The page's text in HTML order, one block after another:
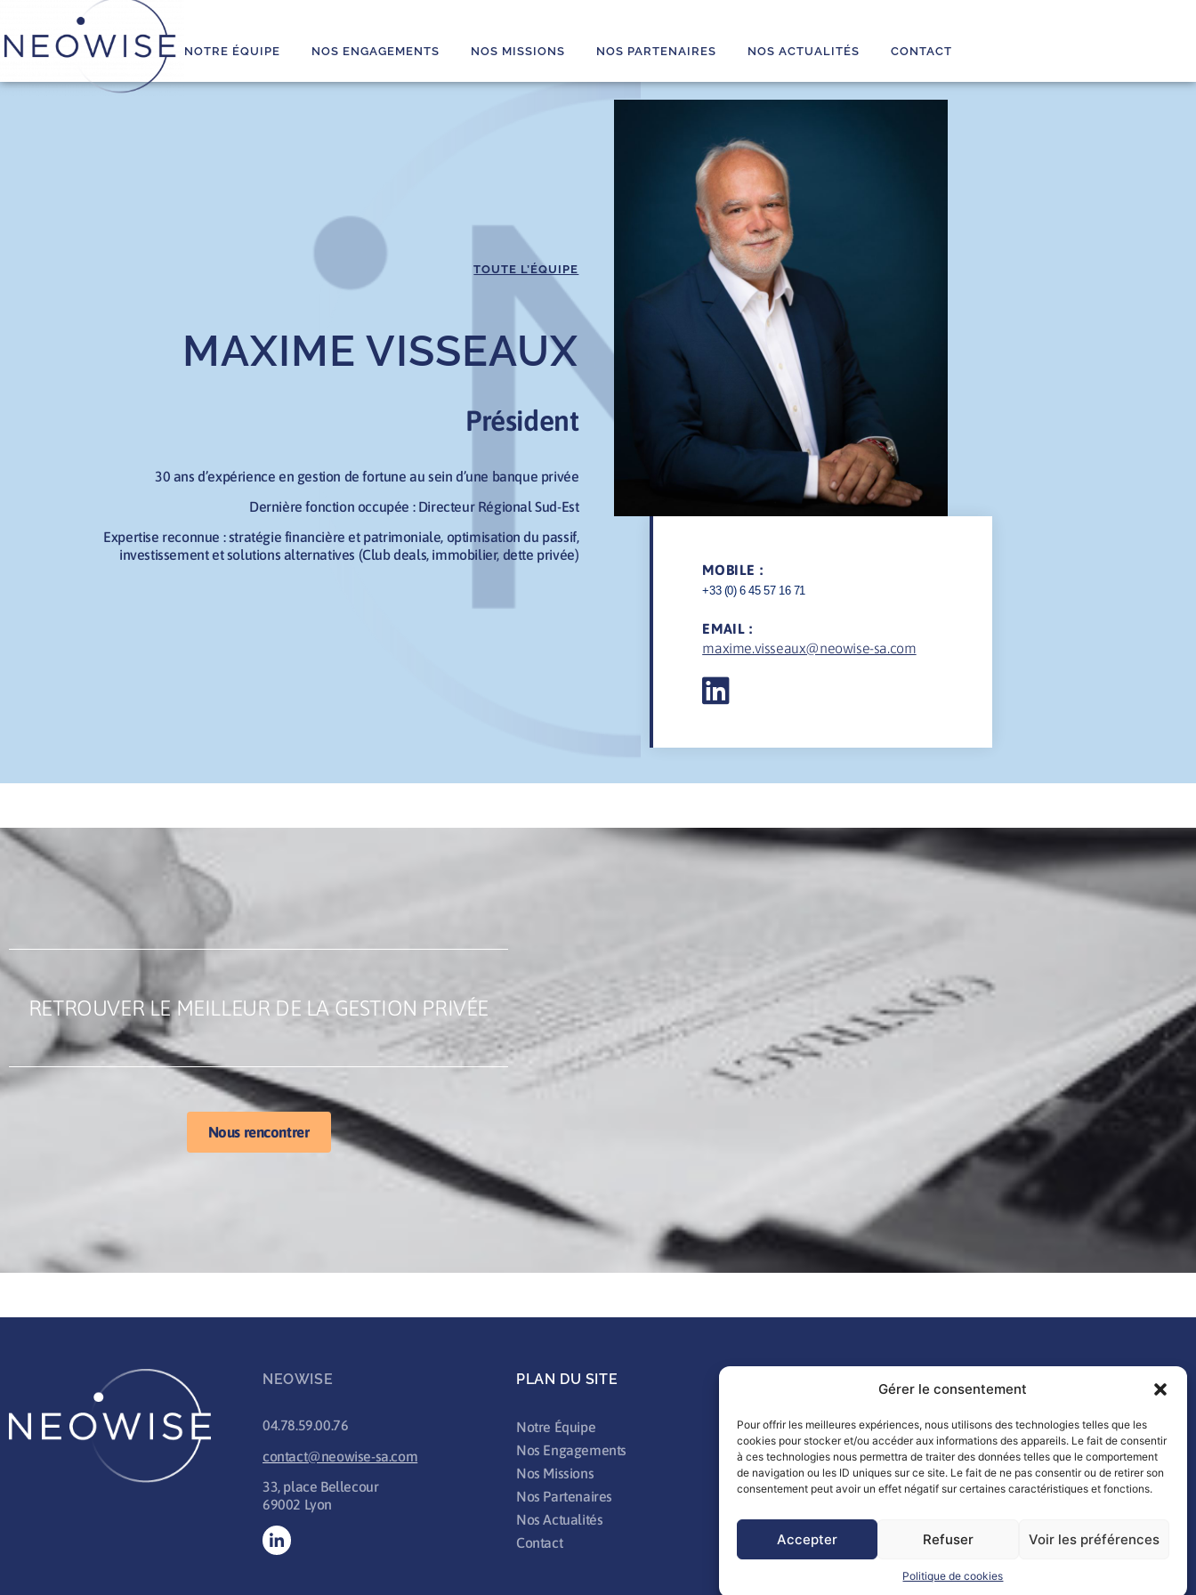
Gérer le consentement
Pour offrir les meilleures expériences, nous utilisons des technologies telles que les
cookies pour stocker et/ou accéder aux informations des appareils. Le fait de consentir
à ces technologies nous permettra de traiter des données telles que le comportement
de navigation ou les ID uniques sur ce site. Le fait de ne pas consentir ou de retirer son
consentement peut avoir un effet négatif sur certaines caractéristiques et fonctions.
Accepter Refuser Voir les préférences
Politique de cookies
NOTRE ÉQUIPE NOS ENGAGEMENTS NOS MISSIONS NOS PARTENAIRES NOS ACTUALITÉS CONTACT
TOUTE L’ÉQUIPE
MAXIME VISSEAUX
Président
30 ans d’expérience en gestion de fortune au sein d’une banque privée
Dernière fonction occupée : Directeur Régional Sud-Est
Expertise reconnue : stratégie financière et patrimoniale, optimisation du passif,
investissement et solutions alternatives (Club deals, immobilier, dette privée)
MOBILE :
+33 (0) 6 45 57 16 71
EMAIL :
maxime.visseaux@neowise-sa.com
RETROUVER LE MEILLEUR DE LA GESTION PRIVÉE
Nous rencontrer
NEOWISE
04.78.59.00.76
contact@neowise-sa.com
33, place Bellecour
69002 Lyon
PLAN DU SITE
Notre Équipe
Nos Engagements
Nos Missions
Nos Partenaires
Nos Actualités
Contact
Mentions légales
Politique de confidentialité
Politique de cookies